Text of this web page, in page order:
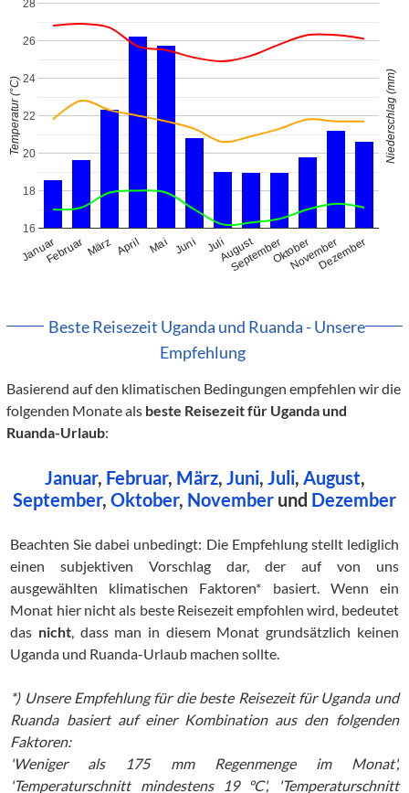
JanuarFebruar März April Mai Juni JuliAugust
SeptemberOktober
NovemberDezember
16
18
20
22
24
26
28
Temperatur (°C) Niederschlag (mm)
Beste Reisezeit Uganda und Ruanda - Unsere
Empfehlung
Basierend auf den klimatischen Bedingungen empfehlen wir die
folgenden Monate als beste Reisezeit für Uganda und
Ruanda-Urlaub:
Januar, Februar, März, Juni, Juli, August,
September, Oktober, November und Dezember
Beachten Sie dabei unbedingt: Die Empfehlung stellt lediglich
einen subjektiven Vorschlag dar, der auf von uns
ausgewählten klimatischen Faktoren* basiert. Wenn ein
Monat hier nicht als beste Reisezeit empfohlen wird, bedeutet
das nicht, dass man in diesem Monat grundsätzlich keinen
Uganda und Ruanda-Urlaub machen sollte.
*) Unsere Empfehlung für die beste Reisezeit für Uganda und
Ruanda basiert auf einer Kombination aus den folgenden
Faktoren:
'Weniger als 175 mm Regenmenge im Monat',
'Temperaturschnitt mindestens 19 °C', 'Temperaturschnitt